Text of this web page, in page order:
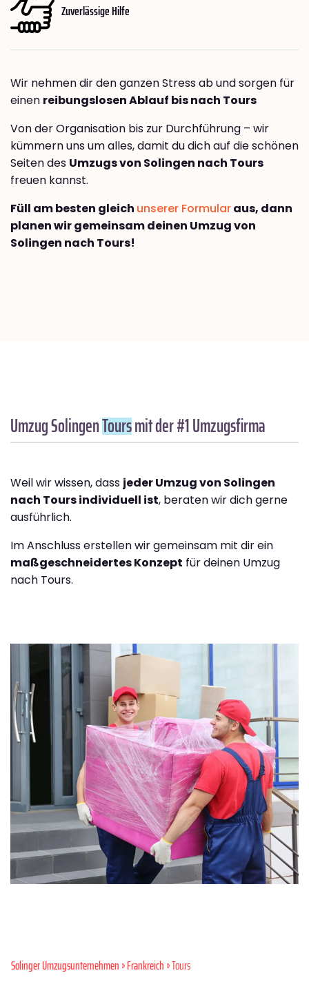
Zuverlässige Hilfe
Wir nehmen dir den ganzen Stress ab und sorgen für
einen reibungslosen Ablauf bis nach Tours
Von der Organisation bis zur Durchführung – wir
kümmern uns um alles, damit du dich auf die schönen
Seiten des Umzugs von Solingen nach Tours
freuen kannst.
Füll am besten gleich unserer Formularaus, dann
planen wir gemeinsam deinen Umzug von
Solingen nach Tours!
Umzug SolingenToursmit der #1 Umzugsfirma
Weil wir wissen, dass jeder Umzug von Solingen
nach Tours individuell ist, beraten wir dich gerne
ausführlich.
Im Anschluss erstellen wir gemeinsam mit dir ein
maßgeschneidertes Konzept für deinen Umzug
nach Tours.
Solinger Umzugsunternehmen»Frankreich» Tours